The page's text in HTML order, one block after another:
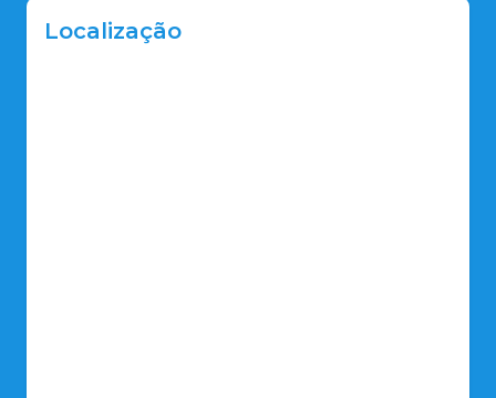
Localização